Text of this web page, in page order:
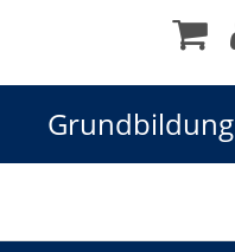
Grundbildung